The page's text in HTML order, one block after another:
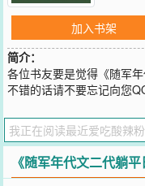
加入书架
简介：
各位书友要是觉得《随军
不错的话请不要忘记向您
记向您QQ群和微博微信里
《随军年代文二代躺